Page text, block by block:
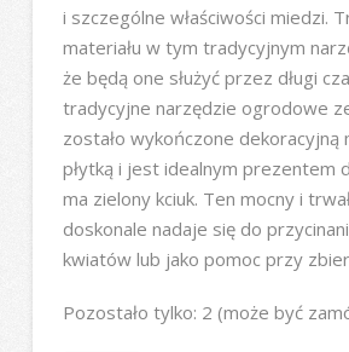
i szczególne właściwości miedzi.
materiału w tym tradycyjnym
że ​​będą one służyć przez długi
tradycyjne narzędzie ogrodowe
zostało wykończone dekoracyjną
płytką i jest idealnym prezentem
ma zielony kciuk. Ten mocny i
doskonale nadaje się do
kwiatów lub jako pomoc przy
Pozostało tylko: 2 (może być